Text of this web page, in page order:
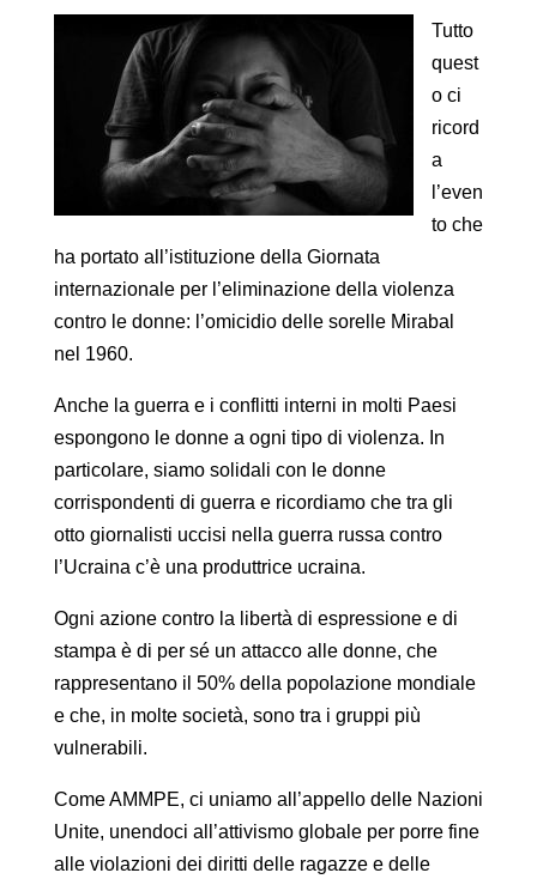
Tutto
quest
o ci
ricord
a
l’even
to che
ha portato all’istituzione della Giornata
internazionale per l’eliminazione della violenza
contro le donne: l’omicidio delle sorelle Mirabal
nel 1960.
Anche la guerra e i conflitti interni in molti Paesi
espongono le donne a ogni tipo di violenza. In
particolare, siamo solidali con le donne
corrispondenti di guerra e ricordiamo che tra gli
otto giornalisti uccisi nella guerra russa contro
l’Ucraina c’è una produttrice ucraina.
Ogni azione contro la libertà di espressione e di
stampa è di per sé un attacco alle donne, che
rappresentano il 50% della popolazione mondiale
e che, in molte società, sono tra i gruppi più
vulnerabili.
Come AMMPE, ci uniamo all’appello delle Nazioni
Unite, unendoci all’attivismo globale per porre fine
alle violazioni dei diritti delle ragazze e delle